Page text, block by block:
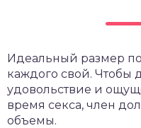
Идеальный размер
каждого свой. Чтобы
удовольствие и
время секса, член
объемы.